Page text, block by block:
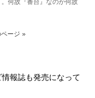
何故『番台』なのか何故
ージ »
報誌も発売になって